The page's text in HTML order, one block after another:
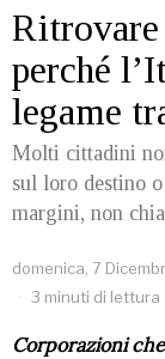
perché
legame
Molti cittadini
sul loro destino
margini, non
domenica, 7
3 minuti di lettura
Corporazioni